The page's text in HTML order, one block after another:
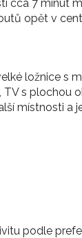
cca 7 minut
opět v
ložnice s
s plochou
místnosti a
podle